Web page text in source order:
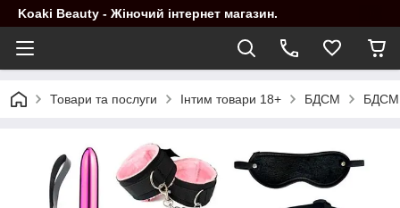
Koaki Beauty - Жіночий інтернет магазин.
Товари та послуги Інтим товари 18+ БДСМ БДСМ